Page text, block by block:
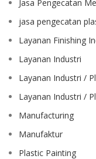
Jasa Pengecatan
jasa pengecatan
Layanan Finishing
Layanan Industri
Layanan Industri /
Layanan Industri /
Manufacturing
Manufaktur
Plastic Painting